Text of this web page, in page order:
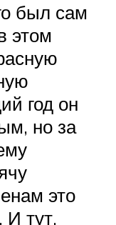
был сам
этом
год он
но за
это
И тут,